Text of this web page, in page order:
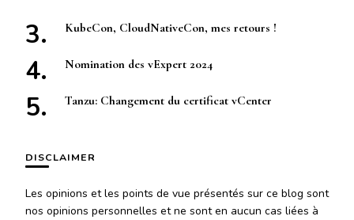
KubeCon, CloudNativeCon, mes retours !
Nomination des vExpert 2024
Tanzu: Changement du certificat vCenter
DISCLAIMER
Les opinions et les points de vue présentés sur ce blog sont
nos opinions personnelles et ne sont en aucun cas liées à